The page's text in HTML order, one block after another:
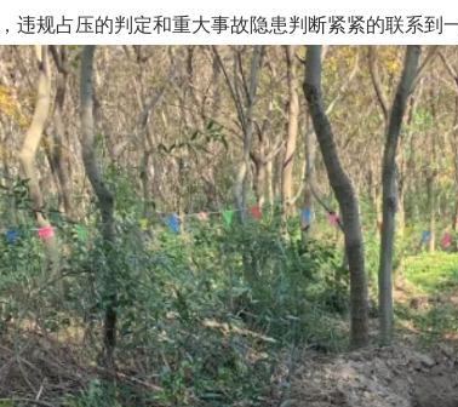
占压的判定和重大事故隐患判断紧紧的联系到一